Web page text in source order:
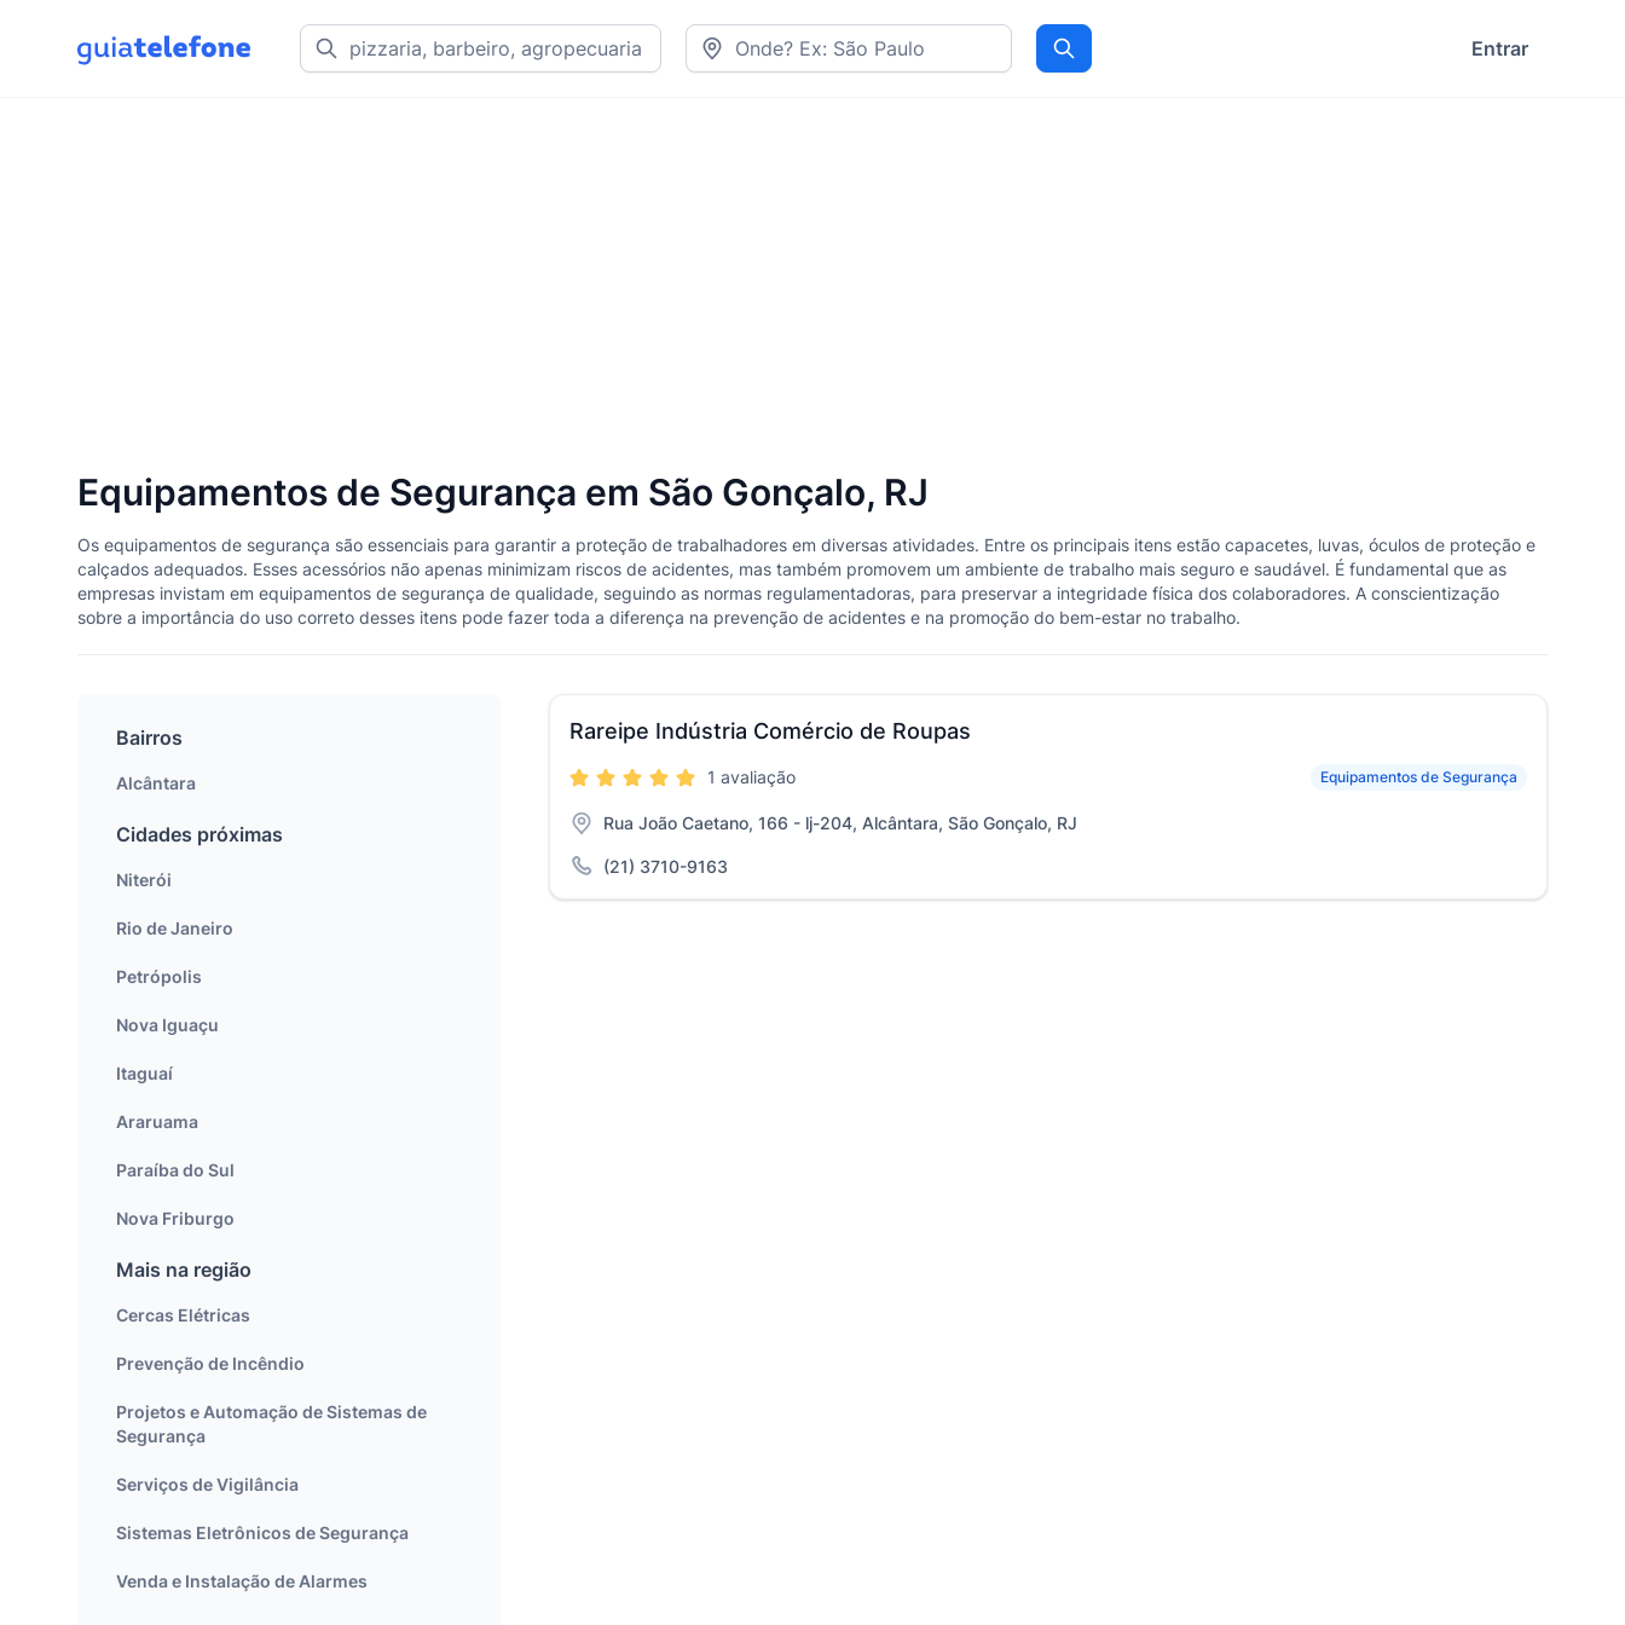
Procurar Entrar
Equipamentos de Segurança em São Gonçalo, RJ
Os equipamentos de segurança são essenciais para garantir a proteção de trabalhadores em diversas atividades. Entre os principais itens estão capacetes, luvas, óculos de proteção e
calçados adequados. Esses acessórios não apenas minimizam riscos de acidentes, mas também promovem um ambiente de trabalho mais seguro e saudável. É fundamental que as
empresas invistam em equipamentos de segurança de qualidade, seguindo as normas regulamentadoras, para preservar a integridade física dos colaboradores. A conscientização
sobre a importância do uso correto desses itens pode fazer toda a diferença na prevenção de acidentes e na promoção do bem-estar no trabalho.
Rareipe Indústria Comércio de Roupas
Equipamentos de Segurança
1 avaliação
Rua João Caetano, 166 - lj-204, Alcântara, São Gonçalo, RJ
(21) 3710-9163
Bairros
Alcântara
Cidades próximas
Niterói
Rio de Janeiro
Petrópolis
Nova Iguaçu
Itaguaí
Araruama
Paraíba do Sul
Nova Friburgo
Mais na região
Cercas Elétricas
Prevenção de Incêndio
Projetos e Automação de Sistemas de
Segurança
Serviços de Vigilância
Sistemas Eletrônicos de Segurança
Venda e Instalação de Alarmes